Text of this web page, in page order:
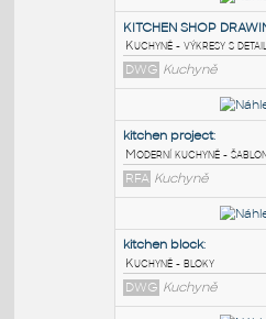
KITCHEN SHOP
Kuchyně -
DWG Kuchyně